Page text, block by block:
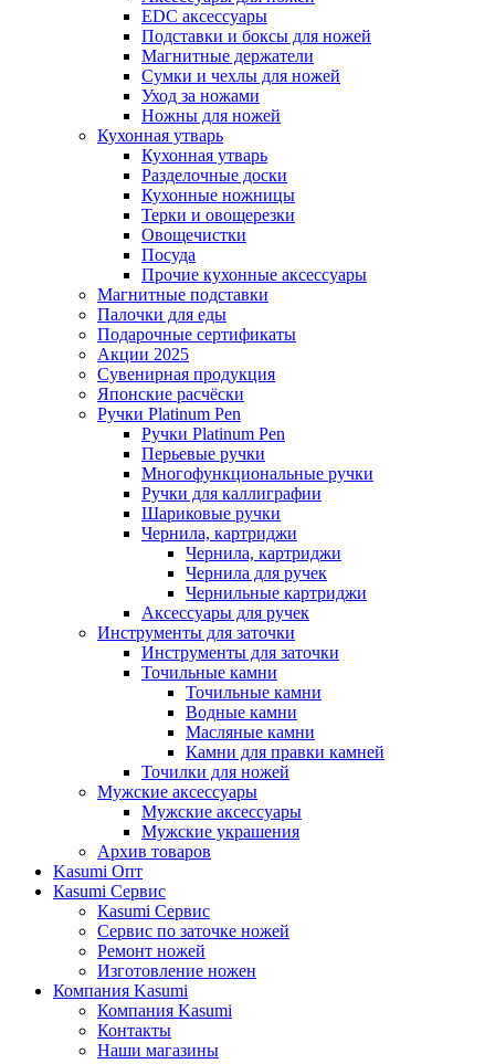
EDC аксессуары
Подставки и боксы для ножей
Магнитные держатели
Сумки и чехлы для ножей
Уход за ножами
Ножны для ножей
Кухонная утварь
Кухонная утварь
Разделочные доски
Кухонные ножницы
Терки и овощерезки
Овощечистки
Посуда
Прочие кухонные аксессуары
Магнитные подставки
Палочки для еды
Подарочные сертификаты
Акции 2025
Сувенирная продукция
Японские расчёски
Ручки Platinum Pen
Ручки Platinum Pen
Перьевые ручки
Многофункциональные ручки
Ручки для каллиграфии
Шариковые ручки
Чернила, картриджи
Чернила, картриджи
Чернила для ручек
Чернильные картриджи
Аксессуары для ручек
Инструменты для заточки
Инструменты для заточки
Точильные камни
Точильные камни
Водные камни
Масляные камни
Камни для правки камней
Точилки для ножей
Мужские аксессуары
Мужские аксессуары
Мужские украшения
Архив товаров
Kasumi Опт
Кasumi Сервис
Кasumi Сервис
Сервис по заточке ножей
Ремонт ножей
Изготовление ножен
Компания Kasumi
Компания Kasumi
Контакты
Наши магазины